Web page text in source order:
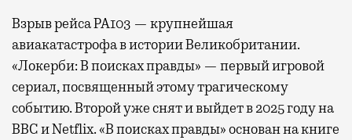
Взрыв рейса PA103 — крупнейшая
авиакатастрофа в истории Великобритании.
«Локерби: В поисках правды» — первый игровой
сериал, посвященный этому трагическому
событию. Второй уже снят и выйдет в 2025 году на
BBC и Netflix. «В поисках правды» основан на книге